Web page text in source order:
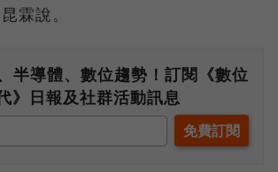
霖說。
半導體、數位趨勢！訂閱《數位
》日報及社群活動訊息